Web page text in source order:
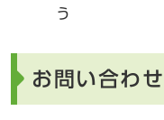
う
お問い合わ